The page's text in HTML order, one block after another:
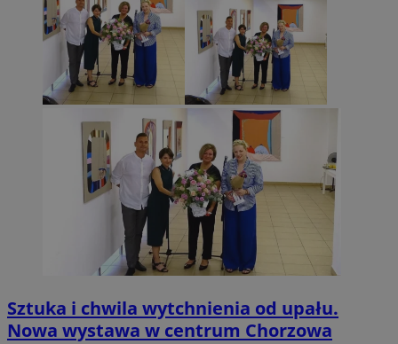
Sztuka i chwila wytchnienia od upału.
Nowa wystawa w centrum Chorzowa